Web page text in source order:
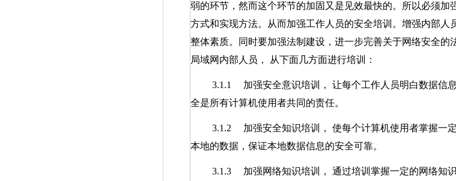
弱的环节，然而这个环节的加固又是见效最快的。所以必须加
方式和实现方法。从而加强工作人员的安全培训。增强内部人
整体素质。同时要加强法制建设，进一步完善关于网络安全的
局域网内部人员， 从下面几方面进行培训：
3.1.1
加强安全意识培训， 让每个工作人员明白数据信
全是所有计算机使用者共同的责任。
3.1.2
加强安全知识培训， 使每个计算机使用者掌握一
本地的数据，保证本地数据信息的安全可靠。
3.1.3 加强网络知识培训， 通过培训掌握一定的网络知